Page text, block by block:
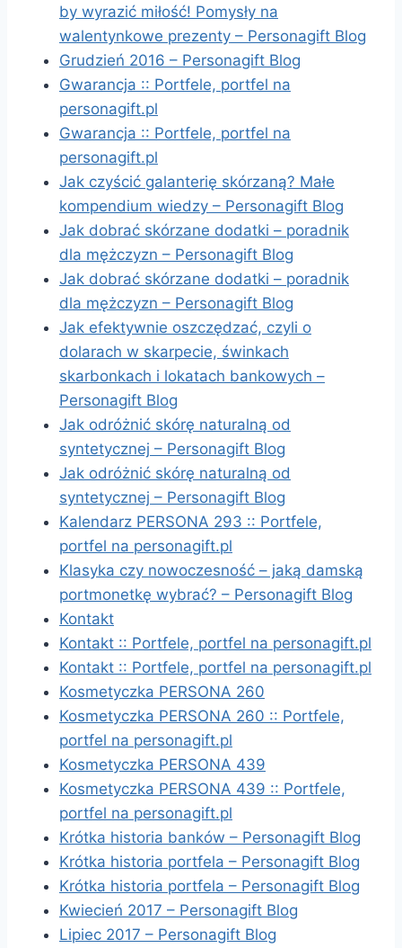
by wyrazić miłość! Pomysły na
walentynkowe prezenty – Personagift Blog
Grudzień 2016 – Personagift Blog
Gwarancja :: Portfele, portfel na
personagift.pl
Gwarancja :: Portfele, portfel na
personagift.pl
Jak czyścić galanterię skórzaną? Małe
kompendium wiedzy – Personagift Blog
Jak dobrać skórzane dodatki – poradnik
dla mężczyzn – Personagift Blog
Jak dobrać skórzane dodatki – poradnik
dla mężczyzn – Personagift Blog
Jak efektywnie oszczędzać, czyli o
dolarach w skarpecie, świnkach
skarbonkach i lokatach bankowych –
Personagift Blog
Jak odróżnić skórę naturalną od
syntetycznej – Personagift Blog
Jak odróżnić skórę naturalną od
syntetycznej – Personagift Blog
Kalendarz PERSONA 293 :: Portfele,
portfel na personagift.pl
Klasyka czy nowoczesność – jaką damską
portmonetkę wybrać? – Personagift Blog
Kontakt
Kontakt :: Portfele, portfel na personagift.pl
Kontakt :: Portfele, portfel na personagift.pl
Kosmetyczka PERSONA 260
Kosmetyczka PERSONA 260 :: Portfele,
portfel na personagift.pl
Kosmetyczka PERSONA 439
Kosmetyczka PERSONA 439 :: Portfele,
portfel na personagift.pl
Krótka historia banków – Personagift Blog
Krótka historia portfela – Personagift Blog
Krótka historia portfela – Personagift Blog
Kwiecień 2017 – Personagift Blog
Lipiec 2017 – Personagift Blog